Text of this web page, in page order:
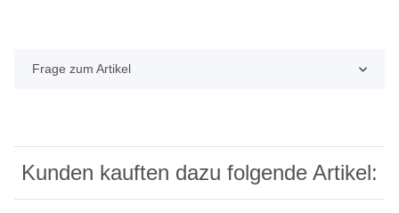
Frage zum Artikel
Kunden kauften dazu folgende Artikel: